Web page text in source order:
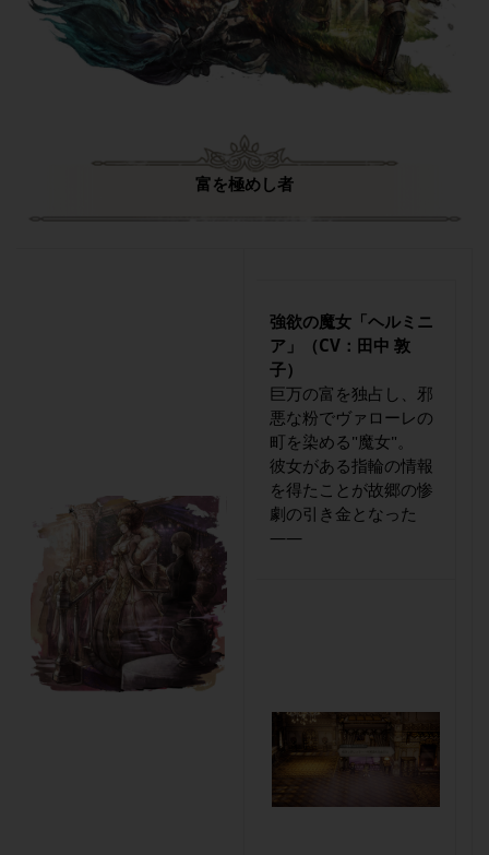
富を極めし者
強欲の魔女「ヘルミニ
ア」（CV：田中 敦
子）
巨万の富を独占し、邪
悪な粉でヴァローレの
町を染める"魔女"。
彼女がある指輪の情報
を得たことが故郷の惨
劇の引き金となった
――